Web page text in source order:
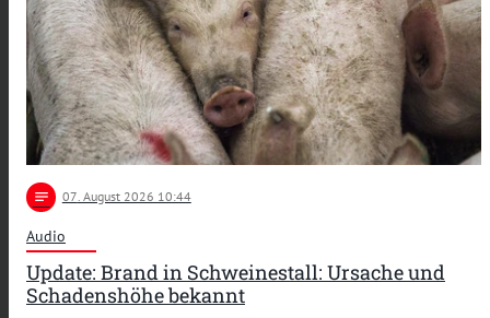
notes 07. August 2026 10:44
Audio
Update: Brand in Schweinestall: Ursache und
Schadenshöhe bekannt